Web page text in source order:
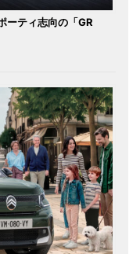
ーティ志向の「GR